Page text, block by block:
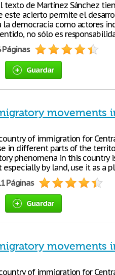
texto de Martínez Sánchez
este acierto permite el
la democracia como actores
no sólo es
Páginas
Guardar
movements
of immigration for
in different parts of the
phenomena in this country
especially by land, use it as a
Páginas
Guardar
movements
of immigration for